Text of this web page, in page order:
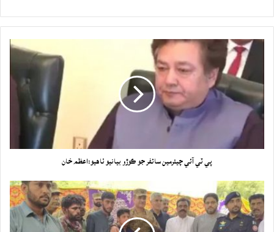
پي ٽي آئي چيئرمين سائفر جو ڪوڙو بيانيو ٺاهيو:اعظم خان